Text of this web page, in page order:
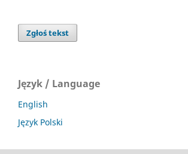
Zgłoś tekst
Język / Language
English
Język Polski